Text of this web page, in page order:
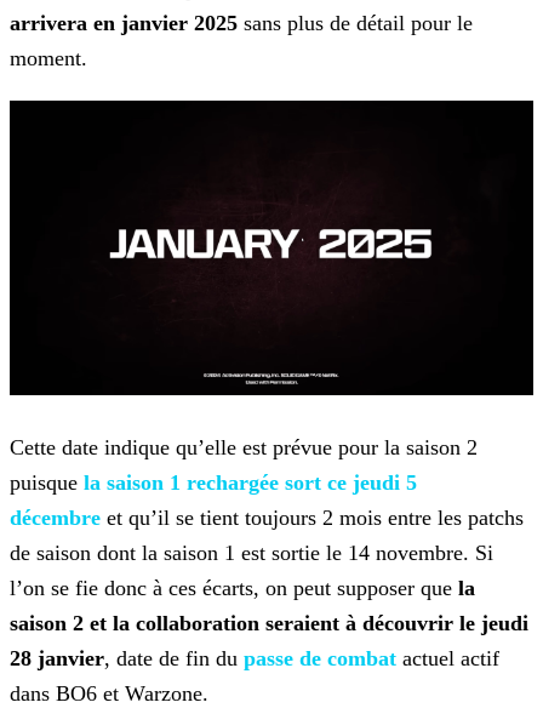
arrivera en janvier 2025 sans plus de détail pour le
moment.
Cette date indique qu’elle est prévue pour la saison 2
puisque la saison 1 rechargée sort ce jeudi 5
décembre et qu’il se tient toujours 2 mois entre les patchs
de saison dont la saison 1 est sortie le 14 novembre. Si
l’on se fie donc à ces écarts, on peut supposer que la
saison 2 et la collaboration seraient à découvrir le jeudi
28 janvier, date de fin du passe de combat actuel actif
dans BO6 et Warzone.